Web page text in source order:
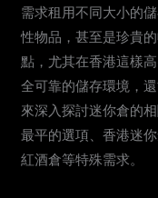
需求租用不同大小的
性物品，甚至是珍貴
點，尤其在香港這樣
全可靠的儲存環境，
來深入探討迷你倉的
最平的選項、香港迷
紅酒倉等特殊需求。